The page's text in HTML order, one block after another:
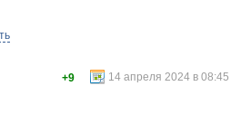
14 апреля 2024 в 08:45
+9